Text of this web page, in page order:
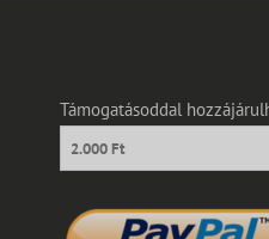
Támogatásoddal